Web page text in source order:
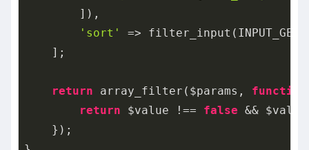
        ]),
'sort'
=>
    ];
return array_filter($params, function
return $value !== false &&
    });